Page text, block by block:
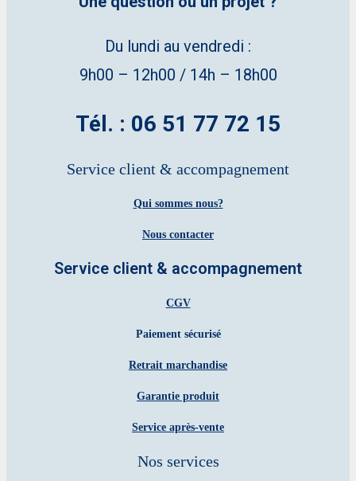
Du lundi au vendredi :
9h00 – 12h00 / 14h – 18h00
Tél. : 06 51 77 72 15
Service client & accompagnement
Qui sommes nous?
Nous contacter
Service client & accompagnement
CGV
Paiement sécurisé
Retrait marchandise
Garantie produit
Service après-vente
Nos services